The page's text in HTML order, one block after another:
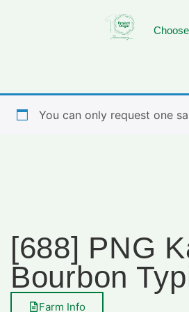
You can only request one
[688] PNG
Bourbon
Farm Info